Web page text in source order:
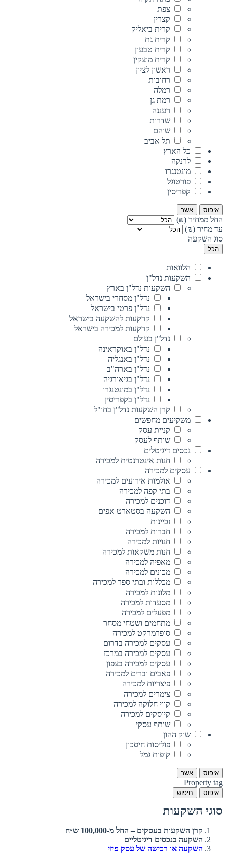
צפת
קצרין
קרית ביאליק
קרית גת
קרית טבעון
קרית מוצקין
ראשון לציון
רחובות
רמלה
רמת גן
רעננה
שדרות
שוהם
תל אביב
כל הארץ
לרנקה
מונטנגרו
פורטוגל
קפריסין
איפוס אשר
החל ממחיר (₪)
עד מחיר (₪)
סוג השקעה
הכל
הלוואות
השקעות נדל"ן
השקעות נדל"ן בארץ
נדל"ן מסחרי בישראל
נדל"ן פרטי בישראל
קרקעות להשקעה בישראל
קרקעות למכירה בישראל
נדל"ן בעולם
נדל"ן באוקראינה
נדל"ן באנגליה
נדל"ן בארה"ב
נדל"ן בגיאורגיה
נדל"ן במונטנגרו
נדל"ן בקפריסין
קרן השקעות נדל"ן בחו"ל
משקיעים מחפשים
קניית עסק
שותף לעסק
נכסים דיגיטלים
חנות אינטרנטית למכירה
עסקים למכירה
אולמות אירועים למכירה
בתי קפה למכירה
דוכנים למכירה
השקעה בסטארט אפים
זכיינות
חברות למכירה
חנויות למכירה
חנות משקאות למכירה
מאפיה למכירה
מכונים למכירה
מכללות ובתי ספר למכירה
מלונות למכירה
מסעדות למכירה
מפעלים למכירה
מתחמים ושטחי מסחר
סופרמרקט למכירה
עסקים למכירה בדרום
עסקים למכירה במרכז
עסקים למכירה בצפון
פאבים וברים למכירה
פיצריות למכירה
צימרים למכירה
קווי חלוקה למכירה
קיוסקים למכירה
שותף עסקי
שוק ההון
פוליסות חיסכון
קופות גמל
איפוס אשר
Property tag
איפוס חיפוש
סוגי השקעות
קרן השקעות בעסקים – החל מ-100,000 ש״ח
השקעה בנכסים דיגיטליים
השקעה או רכישה של עסק פיזי